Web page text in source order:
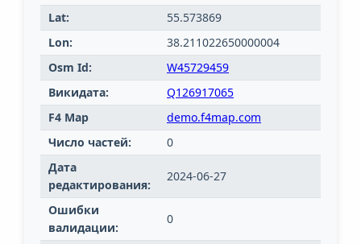
Lat:
55.573869
Lon:
38.211022650000004
Osm Id:
W45729459
Викидата:
Q126917065
F4 Map
demo.f4map.com
Число частей:
0
Дата
редактирования:
2024-06-27
Ошибки
валидации:
0